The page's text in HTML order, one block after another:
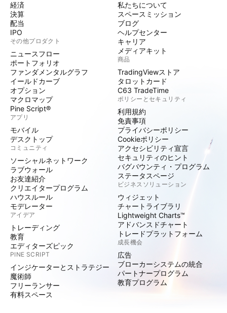
経済
決算
配当
IPO
その他プロダクト
ニュースフロー
ポートフォリオ
ファンダメンタルグラフ
イールドカーブ
オプション
マクロマップ
Pine Script®
アプリ
モバイル
デスクトップ
コミュニティ
ソーシャルネットワーク
ラブウォール
お友達紹介
クリエイタープログラム
ハウスルール
モデレーター
アイデア
トレーディング
教育
エディターズピック
PINE SCRIPT
インジケーターとストラテジー
魔術師
フリーランサー
有料スペース
私たちについて
スペースミッション
ブログ
ヘルプセンター
キャリア
メディアキット
商品
TradingViewストア
タロットカード
C63 TradeTime
ポリシーとセキュリティ
利用規約
免責事項
プライバシーポリシー
Cookieポリシー
アクセシビリティ宣言
セキュリティのヒント
バグバウンティ・プログラム
ステータスページ
ビジネスソリューション
ウィジェット
チャートライブラリ
Lightweight Charts™
アドバンスドチャート
トレードプラットフォーム
成長機会
広告
ブローカーシステムの統合
パートナープログラム
教育プログラム